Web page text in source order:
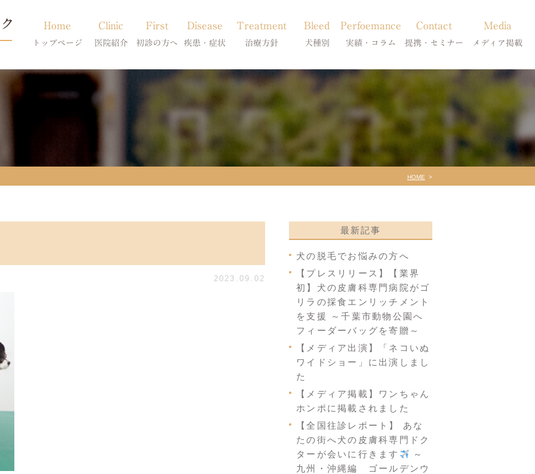
Home
トップページ
Clinic
医院紹介
当院のご紹介
First
初診の方へ
Disease
疾患・症状
アトピー・アレルギー
膿皮症・脂漏症
脱毛症・アロペシアX
Treatment
治療方針
皮膚科特別診療
スキンケア療法
Bleed
犬種別
柴犬の皮膚病
シーズーの皮膚病
フレンチブルドッグの皮膚病
Perfoemance
実績・コラム
犬種別
症状別
Contact
提携・セミナー
診療提携・セミナー開催
Media
メディア掲載
メディア掲載
HOME
2023.09.02
最新記事
犬の脱毛でお悩みの方へ
【プレスリリース】【業界
初】犬の皮膚科専門病院がゴ
リラの採食エンリッチメント
を支援 ～千葉市動物公園へ
フィーダーバッグを寄贈～
【メディア出演】「ネコいぬ
ワイドショー」に出演しまし
た
【メディア掲載】ワンちゃん
ホンポに掲載されました
【全国往診レポート】 あな
たの街へ犬の皮膚科専門ドク
ターが会いに行きます
～
九州・沖縄編 ゴールデンウ